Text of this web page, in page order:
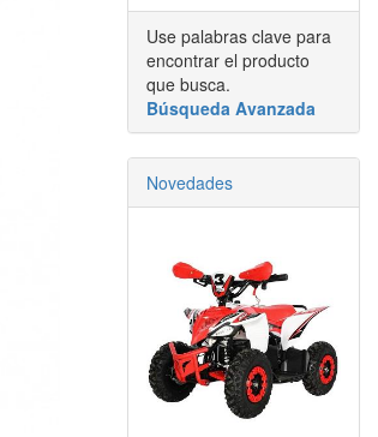
Use palabras clave para
encontrar el producto
que busca.
Búsqueda Avanzada
Novedades